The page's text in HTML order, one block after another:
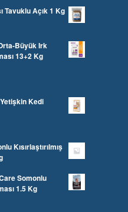
Tavuklu Açık 1 Kg
Büyük Irk
13+2 Kg
Kedi
Kısırlaştırılmış
Somonlu
1.5 Kg